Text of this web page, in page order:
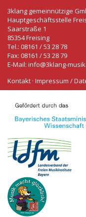
3klang gemeinnützige
Hauptgeschäftsstelle
Saarstraße 1
85354 Freising
Tel.: 08161 / 53 28 78
Fax: 08161 / 53 28 79
E-Mail: info@3klang-
Kontakt · Impressum /